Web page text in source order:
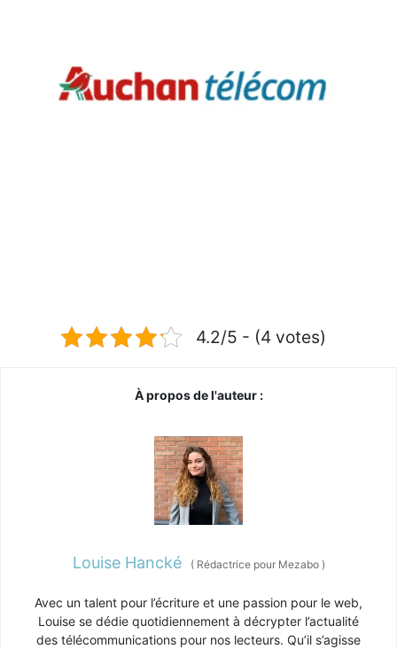
4.2/5 - (4 votes)
À propos de l'auteur :
Louise Hancké (Rédactrice pour Mezabo )
Avec un talent pour l’écriture et une passion pour le web,
Louise se dédie quotidiennement à décrypter l’actualité
des télécommunications pour nos lecteurs. Qu’il s’agisse